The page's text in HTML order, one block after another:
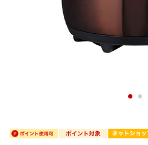
1 2